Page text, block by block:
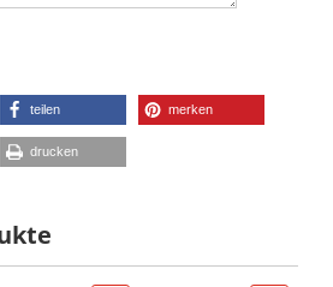
teilen merken
drucken